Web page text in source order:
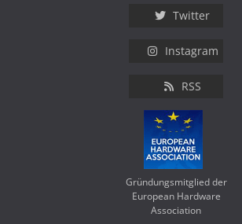
Twitter
Instagram
RSS
Gründungsmitglied der
European Hardware
Association